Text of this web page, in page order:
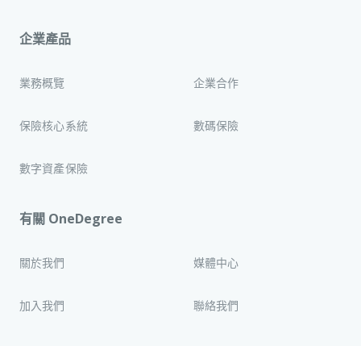
企業產品
業務概覽 企業合作
保險核心系統 數碼保險
數字資產保險
有關 OneDegree
關於我們 媒體中心
加入我們 聯絡我們